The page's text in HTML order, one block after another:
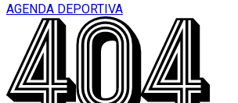
AGENDA DEPORTIVA